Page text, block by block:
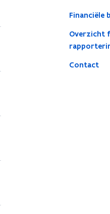
Financiële
Overzicht
Contact